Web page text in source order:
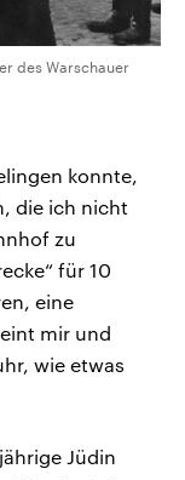
des Warschauer
konnte,
die ich nicht
zu
für 10
eine
mir und
wie etwas
Jüdin